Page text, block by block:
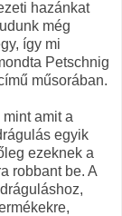
hazánkat
még
így mi
Petschnig
műsorában.
amit a
egyik
ezeknek a
robbant be. A